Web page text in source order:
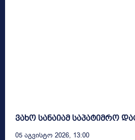
ვახო სანაიამ საპატიმრო
05 Აგვისტო 2026, 13:00